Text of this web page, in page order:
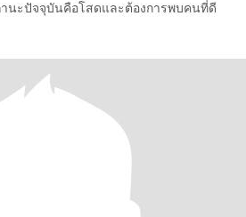
นะปัจจุบันคือโสดและต้องการพบคนที่ดี